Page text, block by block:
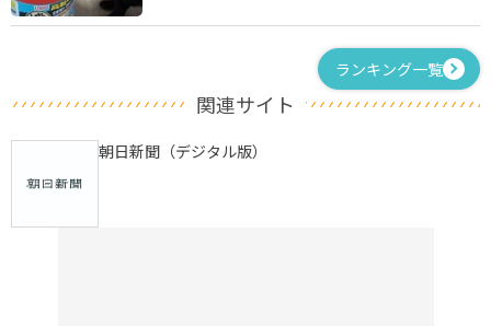
ランキング一覧
関連サイト
朝日新聞（デジタル版）